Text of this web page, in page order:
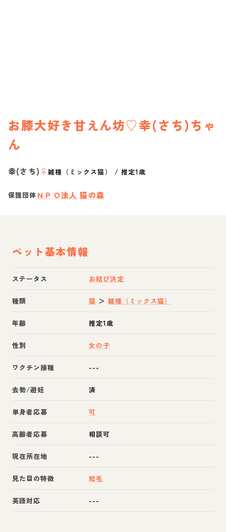
お膝大好き甘えん坊♡幸(さち)ちゃ
ん
幸(さち)♀雑種（ミックス猫） / 推定1歳
保護団体 ＮＰＯ法人 猫の森
ペット基本情報
ステータス お結び決定
種類 猫 ＞雑種（ミックス猫）
年齢 推定1歳
性別 女の子
ワクチン接種 ---
去勢/避妊 済
単身者応募 可
高齢者応募 相談可
現在所在地 ---
見た目の特徴 短毛
英語対応 ---